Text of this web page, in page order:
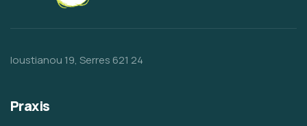
Ioustianou 19, Serres 621 24
Praxis